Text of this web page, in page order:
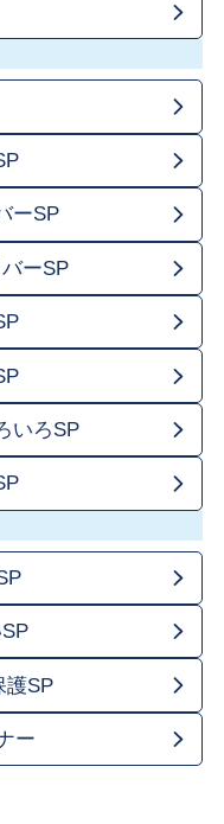
ーSP
ーSP
いろSP
護SP
ー